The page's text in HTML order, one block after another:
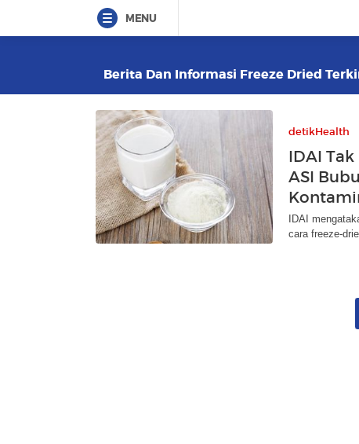
MENU
Berita Dan Informasi Freeze Dried
detikHealth
IDAI
ASI
IDAI
cara freeze-